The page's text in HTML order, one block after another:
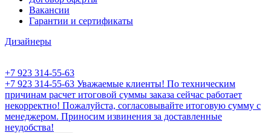
Вакансии
Гарантии и сертификаты
Дизайнеры
+7 923 314-55-63
+7 923 314-55-63 Уважаемые клиенты! По техническим
причинам расчет итоговой суммы заказа сейчас работает
некорректно! Пожалуйста, согласовывайте итоговую сумму с
менеджером. Приносим извинения за доставленные
неудобства!